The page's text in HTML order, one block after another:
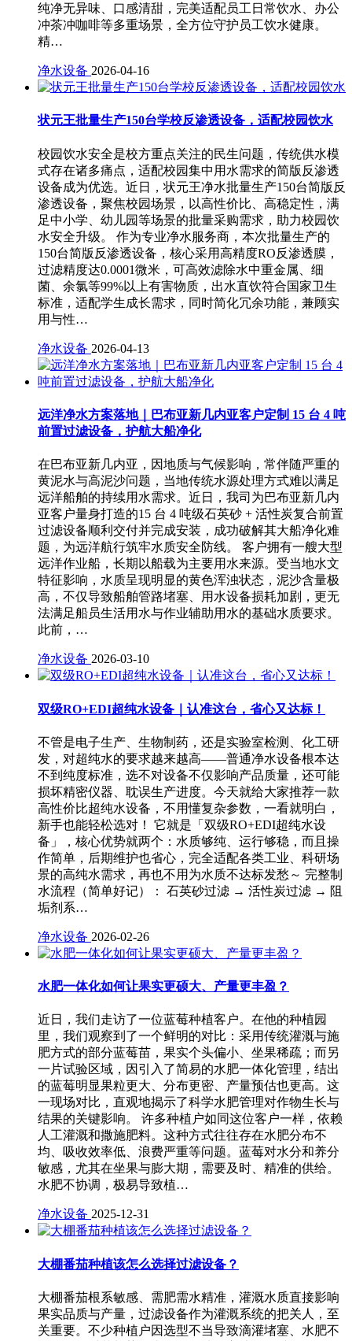
纯净无异味、口感清甜，完美适配员工日常饮水、办公
冲茶冲咖啡等多重场景，全方位守护员工饮水健康。
精…
净水设备 2026-04-16
状元王批量生产150台学校反渗透设备，适配校园饮水
校园饮水安全是校方重点关注的民生问题，传统供水模
式存在诸多痛点，适配校园集中用水需求的简版反渗透
设备成为优选。近日，状元王净水批量生产150台简版反
渗透设备，聚焦校园场景，以高性价比、高稳定性，满
足中小学、幼儿园等场景的批量采购需求，助力校园饮
水安全升级。 作为专业净水服务商，本次批量生产的
150台简版反渗透设备，核心采用高精度RO反渗透膜，
过滤精度达0.0001微米，可高效滤除水中重金属、细
菌、余氯等99%以上有害物质，出水直饮符合国家卫生
标准，适配学生成长需求，同时简化冗余功能，兼顾实
用与性…
净水设备 2026-04-13
远洋净水方案落地｜巴布亚新几内亚客户定制 15 台 4 吨
前置过滤设备，护航大船净化
在巴布亚新几内亚，因地质与气候影响，常伴随严重的
黄泥水与高泥沙问题，当地传统水源处理方式难以满足
远洋船舶的持续用水需求。近日，我司为巴布亚新几内
亚客户量身打造的15 台 4 吨级石英砂 + 活性炭复合前置
过滤设备顺利交付并完成安装，成功破解其大船净化难
题，为远洋航行筑牢水质安全防线。 客户拥有一艘大型
远洋作业船，长期以船载为主要用水来源。受当地水文
特征影响，水质呈现明显的黄色浑浊状态，泥沙含量极
高，不仅导致船舶管路堵塞、用水设备损耗加剧，更无
法满足船员生活用水与作业辅助用水的基础水质要求。
此前，…
净水设备 2026-03-10
双级RO+EDI超纯水设备｜认准这台，省心又达标！
不管是电子生产、生物制药，还是实验室检测、化工研
发，对超纯水的要求越来越高——普通净水设备根本达
不到纯度标准，选不对设备不仅影响产品质量，还可能
损坏精密仪器、耽误生产进度。今天就给大家推荐一款
高性价比超纯水设备，不用懂复杂参数，一看就明白，
新手也能轻松选对！ 它就是「双级RO+EDI超纯水设
备」，核心优势就两个：水质够纯、运行够稳，而且操
作简单，后期维护也省心，完全适配各类工业、科研场
景的高纯水需求，再也不用为水质不达标发愁～ 完整制
水流程（简单好记）： 石英砂过滤 → 活性炭过滤 → 阻
垢剂系…
净水设备 2026-02-26
水肥一体化如何让果实更硕大、产量更丰盈？
近日，我们走访了一位蓝莓种植客户。在他的种植园
里，我们观察到了一个鲜明的对比：采用传统灌溉与施
肥方式的部分蓝莓苗，果实个头偏小、坐果稀疏；而另
一片试验区域，因引入了简易的水肥一体化管理，结出
的蓝莓明显果粒更大、分布更密、产量预估也更高。这
一现场对比，直观地揭示了科学水肥管理对作物生长与
结果的关键影响。 许多种植户如同这位客户一样，依赖
人工灌溉和撒施肥料。这种方式往往存在水肥分布不
均、吸收效率低、浪费严重等问题。蓝莓对水分和养分
敏感，尤其在坐果与膨大期，需要及时、精准的供给。
水肥不协调，极易导致植…
净水设备 2025-12-31
大棚番茄种植该怎么选择过滤设备？
大棚番茄根系敏感、需肥需水精准，灌溉水质直接影响
果实品质与产量，过滤设备作为灌溉系统的把关人，至
关重要。不少种植户因选型不当导致滴灌堵塞、水肥不